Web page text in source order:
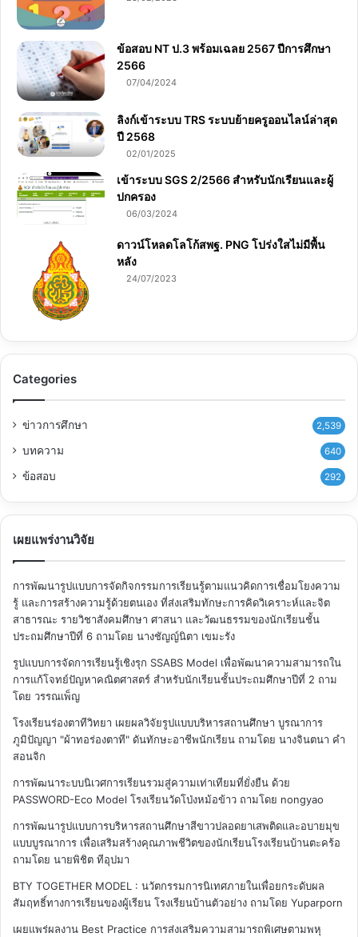
ข้อสอบ NT ป.3 พร้อมเฉลย 2567 ปีการศึกษา
2566
07/04/2024
ลิงก์เข้าระบบ TRS ระบบย้ายครูออนไลน์ล่าสุด
ปี 2568
02/01/2025
เข้าระบบ SGS 2/2566 สำหรับนักเรียนและผู้
ปกครอง
06/03/2024
ดาวน์โหลดโลโก้สพฐ. PNG โปร่งใสไม่มีพื้น
หลัง
24/07/2023
Categories
ข่าวการศึกษา 2,539
บทความ 640
ข้อสอบ 292
เผยแพร่งานวิจัย
การพัฒนารูปแบบการจัดกิจกรรมการเรียนรู้ตามแนวคิดการเชื่อมโยงความ
รู้ และการสร้างความรู้ด้วยตนเอง ที่ส่งเสริมทักษะการคิดวิเคราะห์และจิต
สาธารณะ รายวิชาสังคมศึกษา ศาสนา และวัฒนธรรมของนักเรียนชั้น
ประถมศึกษาปีที่ 6 ถามโดย นางชัญญ์นิตา เขมะรัง
รูปแบบการจัดการเรียนรู้เชิงรุก SSABS Model เพื่อพัฒนาความสามารถใน
การแก้โจทย์ปัญหาคณิตศาสตร์ สำหรับนักเรียนชั้นประถมศึกษาปีที่ 2 ถาม
โดย วรรณเพ็ญ
โรงเรียนร่องตาทีวิทยา เผยผลวิจัยรูปแบบบริหารสถานศึกษา บูรณาการ
ภูมิปัญญา "ผ้าทอร่องตาที" ดันทักษะอาชีพนักเรียน ถามโดย นางจินตนา คำ
สอนจิก
การพัฒนาระบบนิเวศการเรียนรวมสู่ความเท่าเทียมที่ยั่งยืน ด้วย
PASSWORD-Eco Model โรงเรียนวัดโป่งหม้อข้าว ถามโดย nongyao
การพัฒนารูปแบบการบริหารสถานศึกษาสีขาวปลอดยาเสพติดและอบายมุข
แบบบูรณาการ เพื่อเสริมสร้างคุณภาพชีวิตของนักเรียนโรงเรียนบ้านตะคร้อ
ถามโดย นายพิชิต ทีอุปมา
BTY TOGETHER MODEL : นวัตกรรมการนิเทศภายในเพื่อยกระดับผล
สัมฤทธิ์ทางการเรียนของผู้เรียน โรงเรียนบ้านตัวอย่าง ถามโดย Yuparporn
เผยแพร่ผลงาน Best Practice การส่งเสริมความสามารถพิเศษตามพหุ